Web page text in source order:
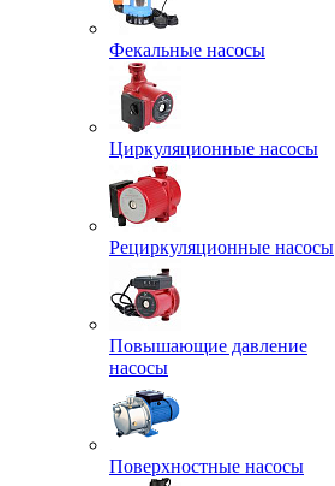
Фекальные насосы
Циркуляционные насосы
Рециркуляционные насосы
Повышающие давление
насосы
Поверхностные насосы